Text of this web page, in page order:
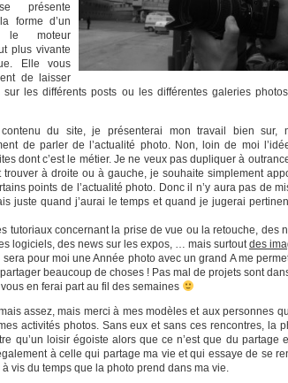
présente
forme d’un
le moteur
plus vivante
Elle vous
de laisser
sur les différents posts ou les différentes galeries
du site, je présenterai mon travail bien sur,
de parler de l’actualité photo. Non, loin de moi
dont c’est le métier. Je ne veux pas dupliquer à
trouver à droite ou à gauche, je souhaite simplement
points de l’actualité photo. Donc il n’y aura pas de
juste quand j’aurai le temps et quand je jugerai
tutoriaux concernant la prise de vue ou la retouche, des
logiciels, des news sur les expos, … mais surtoutdes
sera pour moi une Année photo avec un grand A me
beaucoup de choses ! Pas mal de projets sont
en ferai part au fil des semaines
assez, mais merci à mes modèles et aux personnes
activités photos. Sans eux et sans ces rencontres, la
qu’un loisir égoiste alors que ce n’est que du partage
à celle qui partage ma vie et qui essaye de se
vis du temps que la photo prend dans ma vie.